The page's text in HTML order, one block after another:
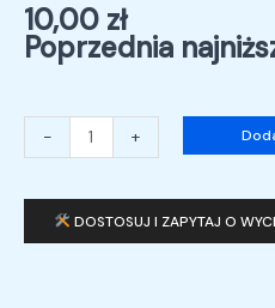
10,00 zł
Poprzednia
- +
DOSTOSUJ I ZAPYTAJ O